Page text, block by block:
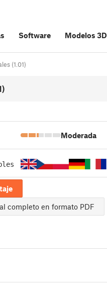
Software Modelos 3D
(1.01)
Moderada
completo en formato PDF